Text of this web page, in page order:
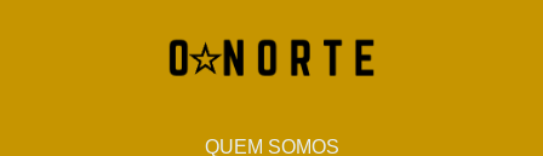
QUEM SOMOS